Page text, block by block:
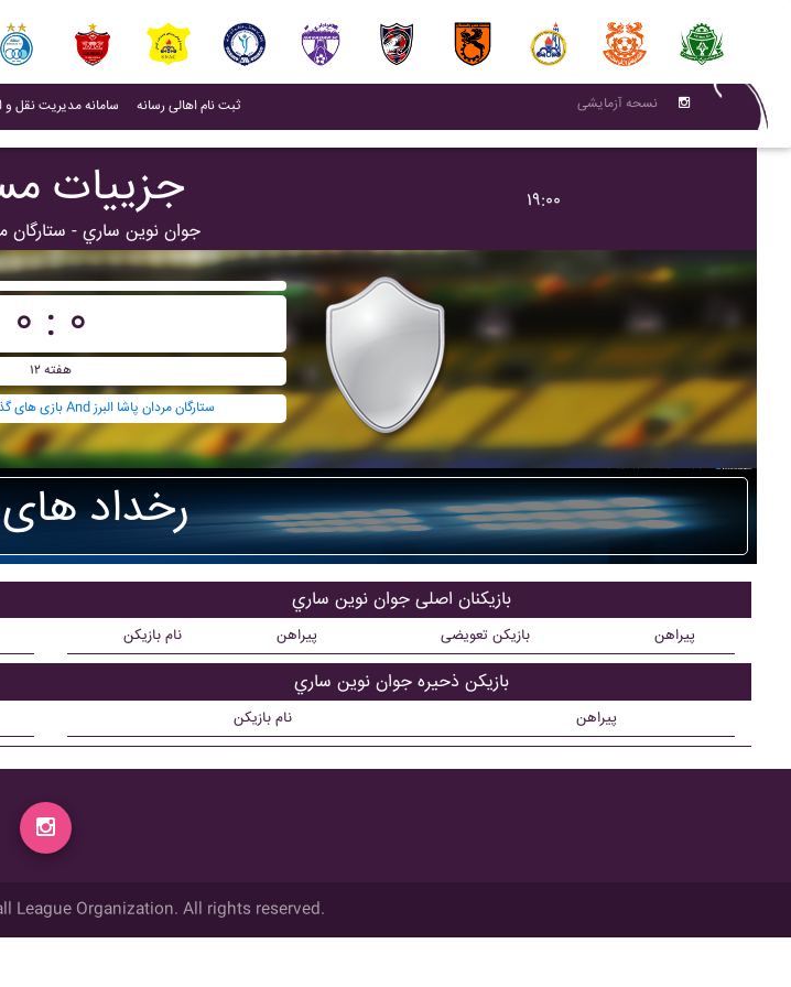
سامانه مدیریت نقل و (current)
ثبت نام اهالی رسانه(current) نسحه آزمایشی
جزییات
جوان نوين ساري - ستارگان
۱۹:۰۰
۰ : ۰
هفته ۱۲
بازی های گذشته جوان نوين ساري And ستارگان مردان پاشا البرز
رخداد
بازیکنان اصلی جوان نوين ساري
نام بازیکن پیراهن بازیکن تعویضی پیراهن
بازیکن ذحیره جوان نوين ساري
نام بازیکن پیراهن
League Organization. All rights reserved.